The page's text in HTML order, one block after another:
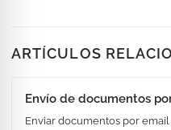
ARTÍCULOS
Envío de documentos
Enviar documentos por email